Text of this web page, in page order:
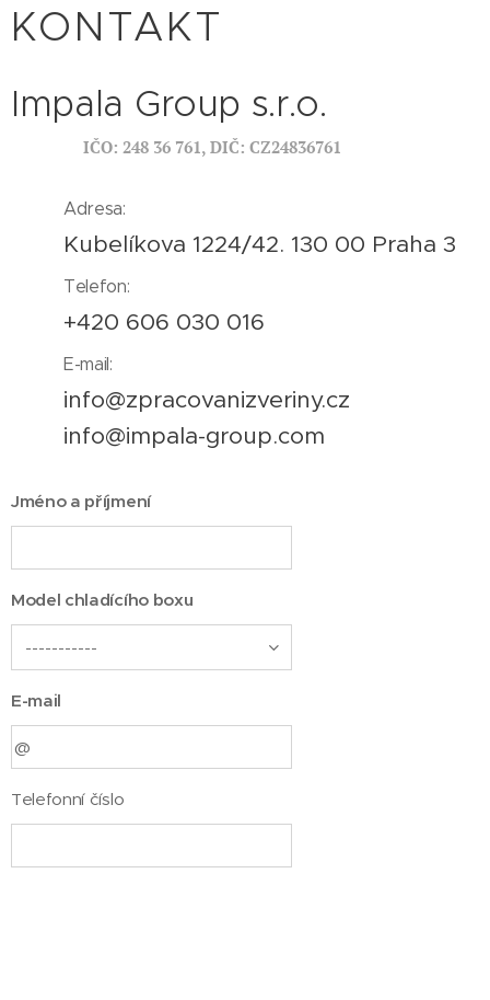
KONTAKT
Impala Group s.r.o.
IČO: 248 36 761, DIČ: CZ24836761
Adresa:
Kubelíkova 1224/42. 130 00 Praha 3
Telefon:
+420 606 030 016
E-mail:
info@zpracovanizveriny.cz
info@impala-group.com
Jméno a příjmení
Model chladícího boxu
E-mail
Telefonní číslo